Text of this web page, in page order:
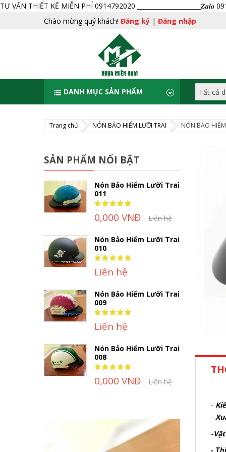
TƯ VẤN THIẾT KẾ MIỄN PHÍ 0914792020 _____________________𝒁𝒂𝒍𝒐
Chào mừng quý khách! Đăng ký | Đăng nhập
DANH MỤC SẢN PHẨM
Trang chủ NÓN BẢO HIỂM LƯỠI TRAI NÓN BẢO
-
-
-
-
SẢN PHẨM NỔI BẬT
Nón Bảo Hiểm Lưỡi Trai
011
Rating:
100%
0,000 VNĐ Liên hệ
Nón Bảo Hiểm Lưỡi Trai
010
Rating:
100%
Liên hệ
Nón Bảo Hiểm Lưỡi Trai
009
Rating:
100%
Liên hệ
Nón Bảo Hiểm Lưỡi Trai
008
Rating:
100%
0,000 VNĐ Liên hệ